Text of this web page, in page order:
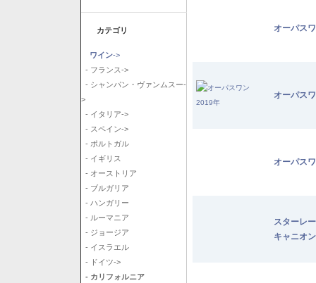
カテゴリ
ワイン->
- フランス->
- シャンパン・ヴァンムスー-
>
- イタリア->
- スペイン->
- ポルトガル
- イギリス
- オーストリア
- ブルガリア
- ハンガリー
- ルーマニア
- ジョージア
- イスラエル
- ドイツ->
- カリフォルニア
オーパス
オーパス
オーパス
スターレ
キャニオ